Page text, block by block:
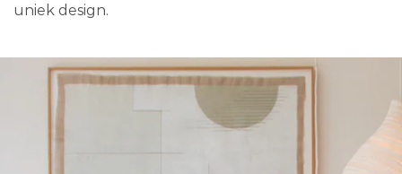
uniek design.